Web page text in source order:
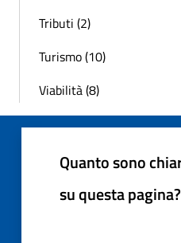
Tributi (2)
Turismo (10)
Viabilità (8)
Quanto sono
su questa pagina?